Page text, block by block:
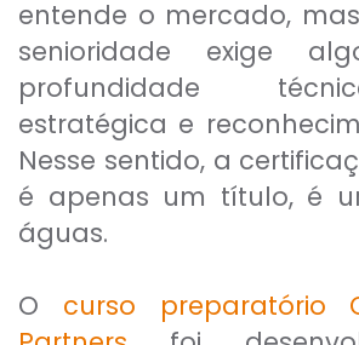
entende o mercado,
senioridade exige
profundidade
estratégica e
Nesse sentido, a
é apenas um título, é
águas.
O curso preparatório